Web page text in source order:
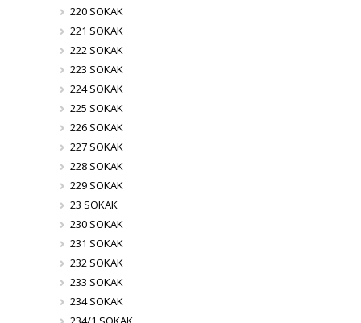
220 SOKAK
221 SOKAK
222 SOKAK
223 SOKAK
224 SOKAK
225 SOKAK
226 SOKAK
227 SOKAK
228 SOKAK
229 SOKAK
23 SOKAK
230 SOKAK
231 SOKAK
232 SOKAK
233 SOKAK
234 SOKAK